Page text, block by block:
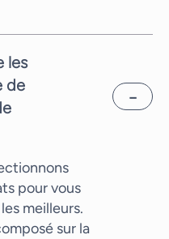
les
de
pour vous
meilleurs.
sur la